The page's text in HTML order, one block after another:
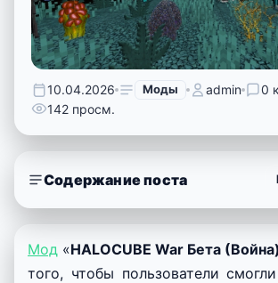
10.04.2026 Моды admin 0
142 просм.
Содержание поста
Мод «HALOCUBE War Бета (Война)
того, чтобы пользователи